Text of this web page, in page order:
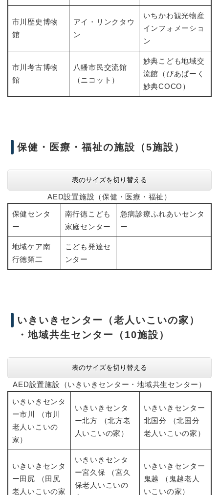
市川歴史博物
館
アイ・リンクタウ
ン
いちかわ観光物産
インフォメーショ
ン
市川考古博物
館
八幡市民交流館
（ニコット）
妙典こども地域交
流館（ぴあぱーく
妙典COCO）
保健・医療・福祉の施設（5施設）
表のサイズを切り替える
AED設置施設（保健・医療・福祉）
保健センタ
ー
南行徳こども
家庭センター
急病診療ふれあいセンタ
ー
地域ケア南
行徳第二
こども発達セ
ンター
いきいきセンター（老人いこいの家）
・地域共生センター（10施設）
表のサイズを切り替える
AED設置施設（いきいきセンター・地域共生センター）
いきいきセンタ
ー市川 （市川
老人いこいの
家）
いきいきセンタ
ー北方 （北方老
人いこいの家）
いきいきセンター
北国分 （北国分
老人いこいの家）
いきいきセンタ
ー田尻 （田尻
老人いこいの家
いきいきセンタ
ー宮久保 （宮久
保老人いこいの
いきいきセンター
鬼越 （鬼越老人
いこいの家）